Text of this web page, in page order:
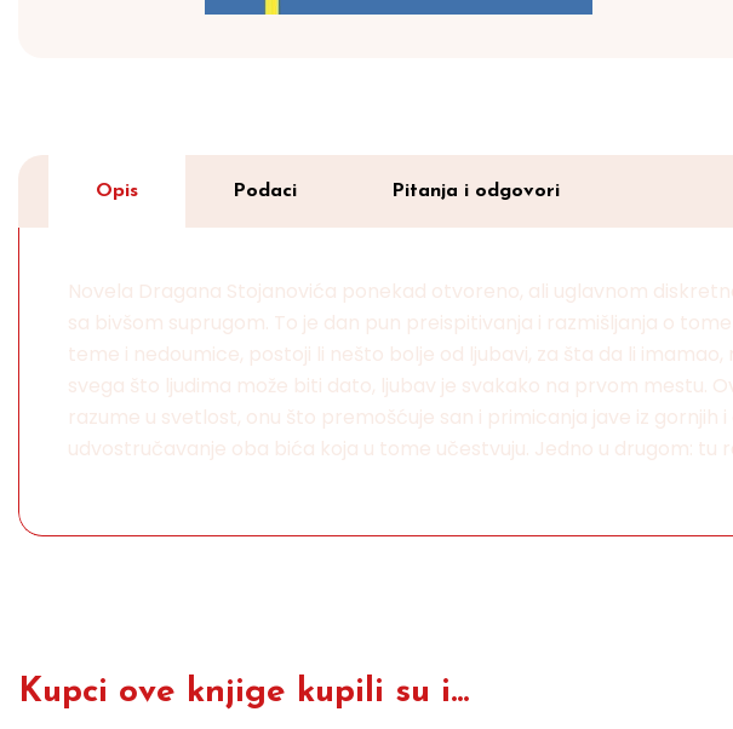
Opis Podaci Pitanja i odgovori
Novela Dragana Stojanovića ponekad otvoreno, ali uglavnom
sa bivšom suprugom. To je dan pun preispitivanja i razmišljanja o
teme i nedoumice, postoji li nešto bolje od ljubavi, za šta da li
svega što ljudima može biti dato, ljubav je svakako na prvom mestu.
razume u svetlost, onu što premošćuje san i primicanja jave iz
udvostručavanje oba bića koja u tome učestvuju. Jedno u drugom: tu
Kupci ove knjige kupili su i...